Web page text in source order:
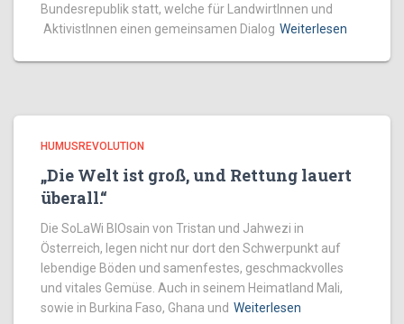
Bundesrepublik statt, welche für LandwirtInnen und
AktivistInnen einen gemeinsamen Dialog Weiterlesen
HUMUSREVOLUTION
„Die Welt ist groß, und Rettung lauert
überall.“
Die SoLaWi BIOsain von Tristan und Jahwezi in
Österreich, legen nicht nur dort den Schwerpunkt auf
lebendige Böden und samenfestes, geschmackvolles
und vitales Gemüse. Auch in seinem Heimatland Mali,
sowie in Burkina Faso, Ghana und Weiterlesen